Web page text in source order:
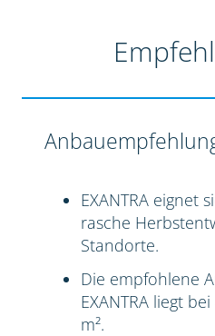
EXANTRA eignet
rasche
Standorte.
Die empfohlene
EXANTRA liegt
m².